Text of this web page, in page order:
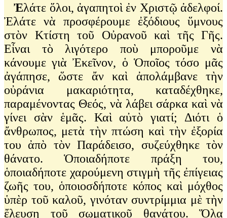
Ἐλάτε ὅλοι, ἀγαπητοὶ ἐν Χριστῷ ἀδελφοί.
Ἐλάτε νὰ προσφέρουμε ἐξόδιους ὕμνους
στὸν Κτίστη τοῦ Οὐρανοῦ καὶ τῆς Γῆς.
Εἶναι τὸ λιγότερο ποὺ μποροῦμε νὰ
κάνουμε γιὰ Ἐκεῖνον, ὁ Ὁποῖος τόσο μᾶς
ἀγάπησε, ὥστε ἄν καὶ ἀπολάμβανε τὴν
οὐράνια μακαριότητα, καταδέχθηκε,
παραμένοντας Θεός, νὰ λάβει σάρκα καὶ νὰ
γίνει σὰν ἑμᾶς. Καὶ αὐτὸ γιατί; Διότι ὁ
ἄνθρωπος, μετὰ τὴν πτώση καὶ τὴν ἐξορία
του ἀπὸ τὸν Παράδεισο, συζεύχθηκε τὸν
θάνατο. Ὁποιαδήποτε πράξη του,
ὁποιαδήποτε χαρούμενη στιγμὴ τῆς ἐπίγειας
ζωῆς του, ὁποιοσδήποτε κόπος καὶ μόχθος
ὑπὲρ τοῦ καλοῦ, γινόταν συντρίμμια μὲ τὴν
ἔλευση τοῦ σωματικοῦ θανάτου. Ὅλα